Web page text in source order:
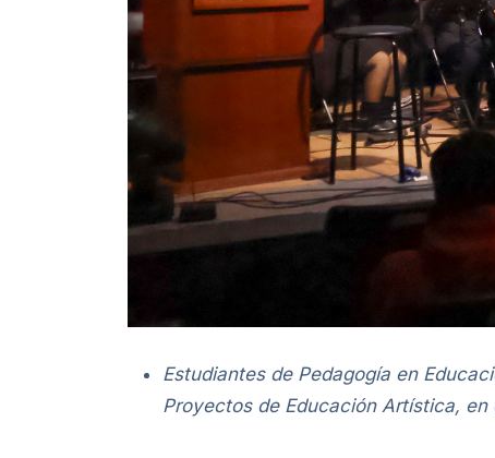
Estudiantes de Pedagogía en
Proyectos de Educación Artística, en